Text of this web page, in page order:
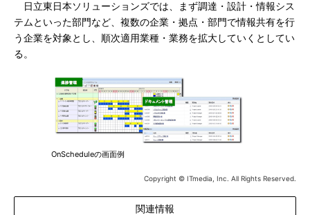
日立東日本ソリューションズでは、まず調達・設計・情報シス
テムといった部門など、複数の企業・拠点・部門で情報共有を行
う企業を対象とし、順次適用業種・業務を拡大していくとしてい
る。
OnScheduleの画面例
Copyright © ITmedia, Inc. All Rights Reserved.
関連情報